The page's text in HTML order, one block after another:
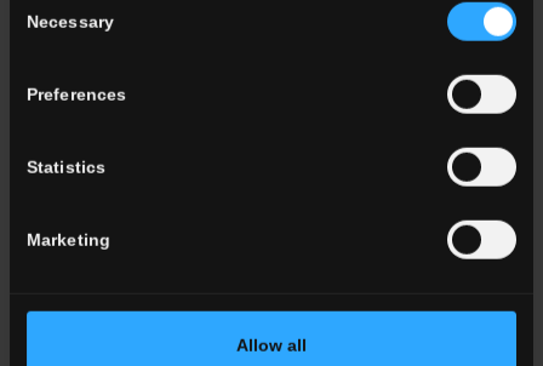
Selection
Necessary
Preferences
Statistics
Marketing
Allow all
120x260cm, scelta come rivestimento per valorizzare e illuminare
Particolarmente scenica è la facciata priva di aperture
dell’edificio - lato monte - completamente ricoperta da un
salire fino al tetto creando una spettacolare parete verde e
Il progetto Residenza Catullo1 è attualmente in
concorso alla
11° edizione de
che premia le
prodotte in Italia.